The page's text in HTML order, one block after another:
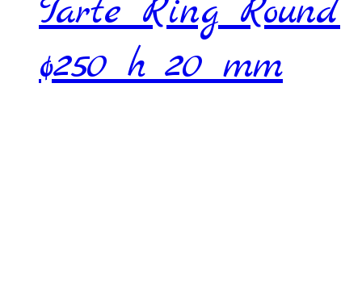
Tarte Ring Round
ø250 h 20 mm